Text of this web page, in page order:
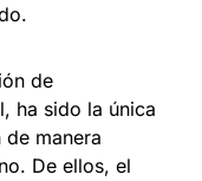
de
ha sido la única
manera
De ellos, el